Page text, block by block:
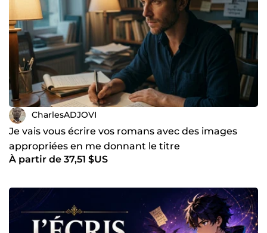
CharlesADJOVI
Je vais vous écrire vos romans avec des images
appropriées en me donnant le titre
À partir de 37,51 $US